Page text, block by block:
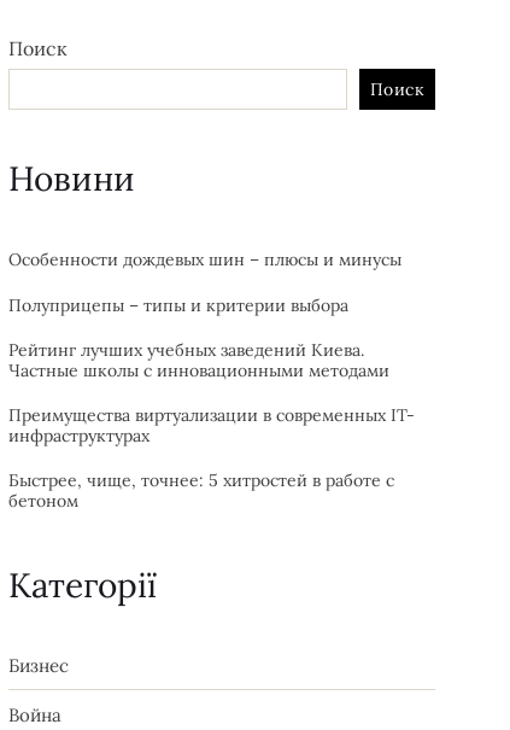
Поиск
Поиск
Новини
Особенности дождевых шин – плюсы и минусы
Полуприцепы – типы и критерии выбора
Рейтинг лучших учебных заведений Киева.
Частные школы с инновационными методами
Преимущества виртуализации в современных IT-
инфраструктурах
Быстрее, чище, точнее: 5 хитростей в работе с
бетоном
Категорії
Бизнес
Война